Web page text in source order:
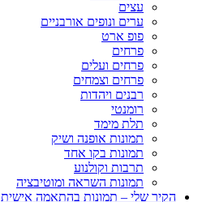
עצים
ערים ונופים אורבניים
פופ ארט
פרחים
פרחים ועלים
פרחים וצמחים
רבנים ויהדות
רומנטי
תלת מימד
תמונות אופנה ושיק
תמונות בקו אחד
תרבות וקולנוע
תמונות השראה ומוטיבציה
הקיר שלי – תמונות בהתאמה אישית